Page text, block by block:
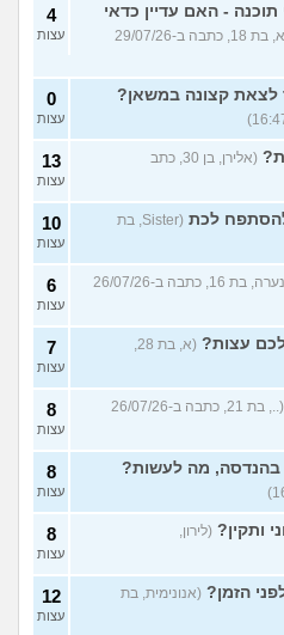
- האם עדיין כדאי
(אסראא, בת 18, כתבה ב-29/07/26
4
עצות
לצאת קצונה במשאן? 0
עצות
(אלירן, בן 30, כתב
13
עצות
לכת
(Sister, בת
10
עצות
(נערה, בת 16, כתבה ב-26/07/26
6
עצות
עצות?
(א, בת 28,
7
עצות
(.., בת 21, כתבה ב-26/07/26
8
עצות
מה לעשות? 8
עצות
ותקין? (לירון,
8
עצות
הזמן? (אנונימית, בת
12
עצות